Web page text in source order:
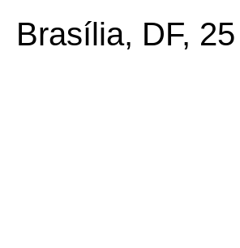
Brasília, DF,